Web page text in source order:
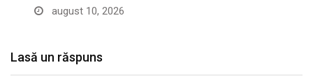
august 10, 2026
Lasă un răspuns